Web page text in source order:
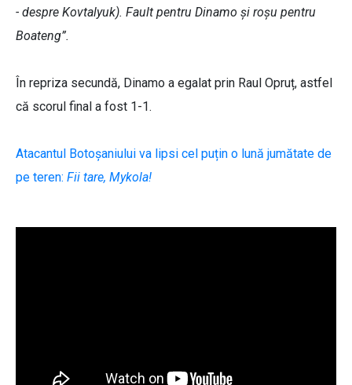
- despre Kovtalyuk). Fault pentru Dinamo și roșu pentru
Boateng”.
În repriza secundă, Dinamo a egalat prin Raul Opruț, astfel
că scorul final a fost 1-1.
Atacantul Botoșaniului va lipsi cel puțin o lună jumătate de
pe teren: Fii tare, Mykola!